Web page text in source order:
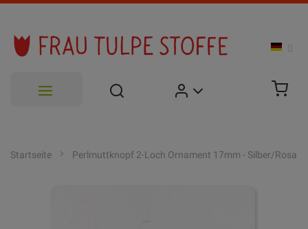
Startseite Perlmuttknopf 2-Loch Ornament 17mm - Silber/Rosa